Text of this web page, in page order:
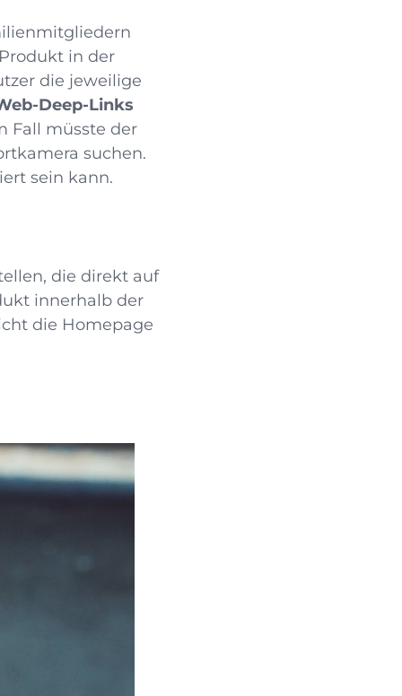
in der
die jeweilige
Deep-Links
Fall müsste der
suchen.
sein kann.
die direkt auf
innerhalb der
die Homepage